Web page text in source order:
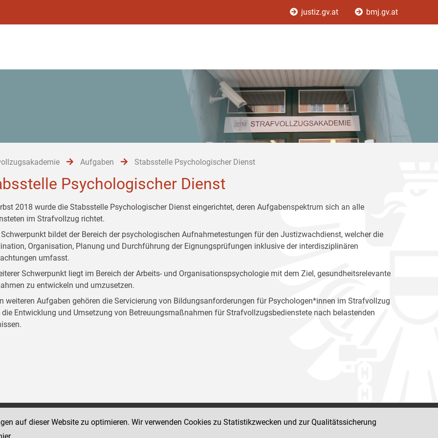
justiz.gv.at bmj.gv.at
Aufgaben Stabsstelle Psychologischer Dienst
Psychologischer Dienst
2018 wurde die Stabsstelle Psychologischer Dienst eingerichtet, deren Aufgabenspektrum sich an alle
im Strafvollzug richtet.
Schwerpunkt bildet der Bereich der psychologischen Aufnahmetestungen für den Justizwachdienst, welcher die
Organisation, Planung und Durchführung der Eignungsprüfungen inklusive der interdisziplinären
umfasst.
Schwerpunkt liegt im Bereich der Arbeits- und Organisationspsychologie mit dem Ziel, gesundheitsrelevante
zu entwickeln und umzusetzen.
weiteren Aufgaben gehören die Servicierung von Bildungsanforderungen für Psychologen*innen im Strafvollzug
die Entwicklung und Umsetzung von Betreuungsmaßnahmen für Strafvollzugsbedienstete nach belastenden
12
Social Media Kanäle
Impressum
auf dieser Website zu optimieren. Wir verwenden Cookies zu Statistikzwecken und zur Qualitätssicherung